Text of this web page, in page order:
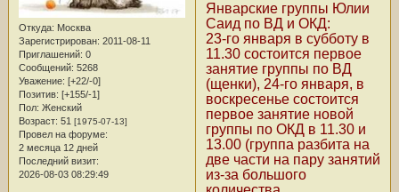
Откуда: Москва
Зарегистрирован: 2011-08-11
Приглашений: 0
Сообщений: 5268
Уважение: [+22/-0]
Позитив: [+155/-1]
Пол: Женский
Возраст: 51 [1975-07-13]
Провел на форуме:
2 месяца 12 дней
Последний визит:
2026-08-03 08:29:49
Январские группы Юлии
Саид по ВД и ОКД:
23-го января в субботу в
11.30 состоится первое
занятие группы по ВД
(щенки), 24-го января, в
воскресенье состоится
первое занятие новой
группы по ОКД в 11.30 и
13.00 (группа разбита на
две части на пару занятий
из-за большого